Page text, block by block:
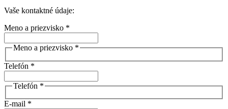
Vaše kontaktné údaje:
Meno a priezvisko *
Meno a priezvisko *
Telefón *
Telefón *
E-mail *